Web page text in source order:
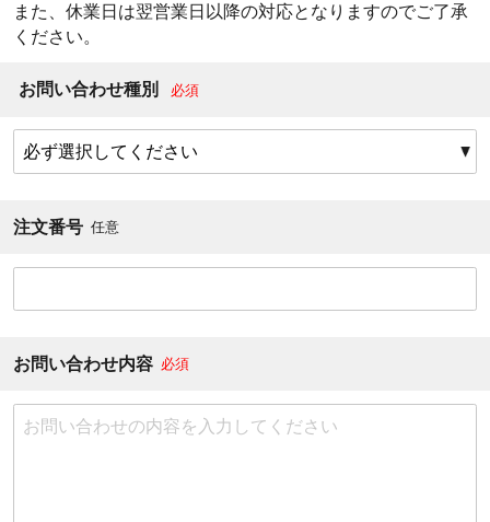
また、休業日は翌営業日以降の対応となりますのでご了承
ください。
お問い合わせ種別 必須
注文番号 任意
お問い合わせ内容 必須